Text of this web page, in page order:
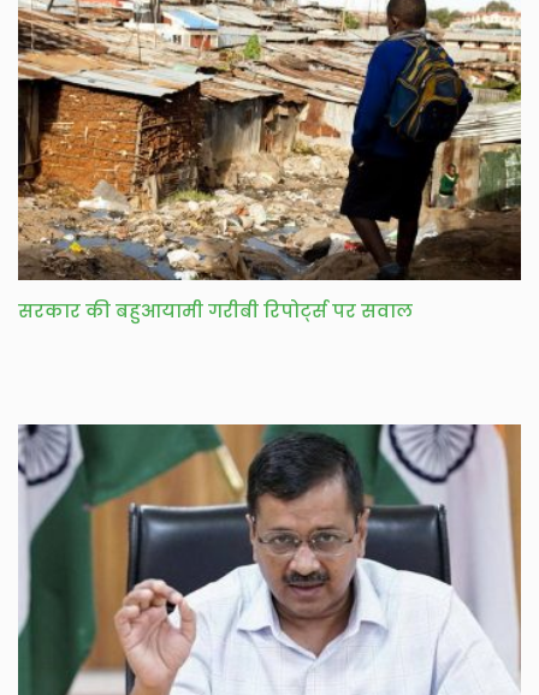
सरकार की बहुआयामी गरीबी रिपोर्ट्स पर सवाल